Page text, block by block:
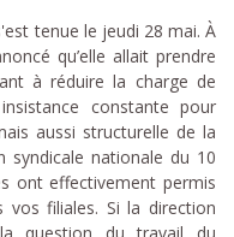
tenue le jeudi 28 mai. À
qu’elle allait prendre
à réduire la charge de
constante pour
aussi structurelle de la
syndicale nationale du 10
ont effectivement permis
vos filiales. Si la direction